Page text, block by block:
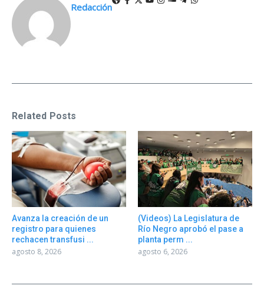
Redacción
Related Posts
Avanza la creación de un
registro para quienes
rechacen transfusi ...
agosto 8, 2026
(Videos) La Legislatura de
Río Negro aprobó el pase a
planta perm ...
agosto 6, 2026